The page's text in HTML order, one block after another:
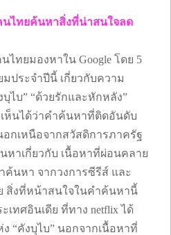
นไทยค้นหาสิ่งที่น่าสนใจลด
ยมองหาใน Google โดย 5
ประจำปีนี้ เกี่ยวกับความ
บุไบ” “ด้วยรักและหักหลัง”
เห็นได้ว่าคำค้นหาที่ติดอันดับ
กเหนือจากสวัสดิการภาครัฐ
าเกี่ยวกับ เนื้อหาที่ผ่อนคลาย
ค้นหา จากวงการซีรีส์ และ
สิ่งที่หน้าสนใจในคำค้นหานี้
เทศอินเดีย ที่ทาง netflix ได้
“คังบุไบ” นอกจากเนื้อหาที่